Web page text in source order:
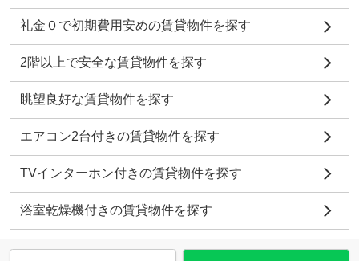
礼金０で初期費用安めの賃貸物件を探す
2階以上で安全な賃貸物件を探す
眺望良好な賃貸物件を探す
エアコン2台付きの賃貸物件を探す
TVインターホン付きの賃貸物件を探す
浴室乾燥機付きの賃貸物件を探す